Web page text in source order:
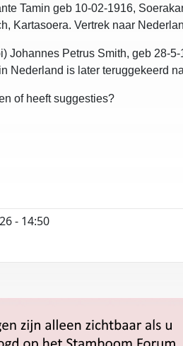
Tamin geb 10-02-1916,
Kartasoera. Vertrek naar
Johannes Petrus Smith, geb 28-
Nederland is later teruggekeerd
of heeft suggesties?
- 14:50